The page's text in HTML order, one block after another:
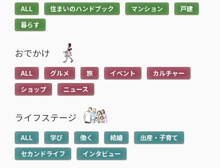
続
き
を
む
>
高校生でも口座開設でき
る？必要な書類や流れ・注
意点をわかりやすく解説
2026.05.12
>
住宅ローン中に転職しても
ALL 住まいのハンドブック マンション
戸建
暮らす
おでかけ
ALL グルメ 旅 イベント
カルチャー
ショップ
ニュース
ライフステージ
ALL 学び 働く 結婚
出産・子育て
セカンドライフ
インタビュー